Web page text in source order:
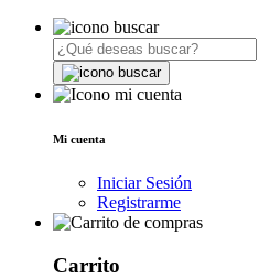
Mi cuenta
Iniciar Sesión
Registrarme
Carrito